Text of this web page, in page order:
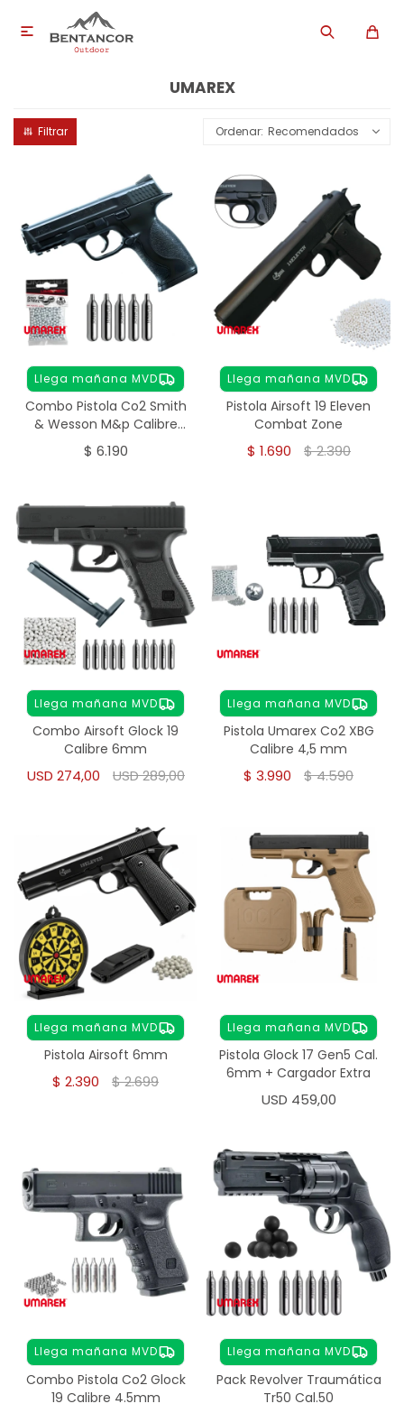

UMAREX
Recomendados
Llega mañana MVD
Combo Pistola Co2 Smith
& Wesson M&p Calibre
4,5mm
$ 6.190
Llega mañana MVD
Pistola Airsoft 19 Eleven
Combat Zone
$ 1.690 $2.390
Llega mañana MVD
Combo Airsoft Glock 19
Calibre 6mm
USD 274,00 USD289,00
Llega mañana MVD
Pistola Umarex Co2 XBG
Calibre 4,5 mm
$ 3.990 $4.590
Llega mañana MVD
Pistola Airsoft 6mm
$ 2.390 $2.699
Llega mañana MVD
Pistola Glock 17 Gen5 Cal.
6mm + Cargador Extra
USD 459,00
Llega mañana MVD
Combo Pistola Co2 Glock
19 Calibre 4.5mm
Llega mañana MVD
Pack Revolver Traumática
Tr50 Cal.50